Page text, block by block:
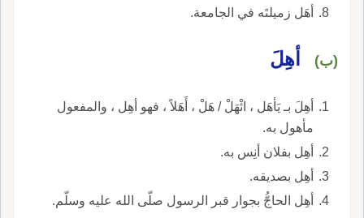
أهَل زميلتَه في الجامعة.
(ب) أهِلَ
أهِلَ بـ يَأهَل ، ائْهَلْ / هَلْ ، أَهَلاً ، فهو أهِل ، والمفعول
مأهول به.
أهِل بفلان أنِس به.
أهِل بصديقه.
أهِل الحاجُّ بجوار قبر الرسول صلّى الله عليه وسلّم.